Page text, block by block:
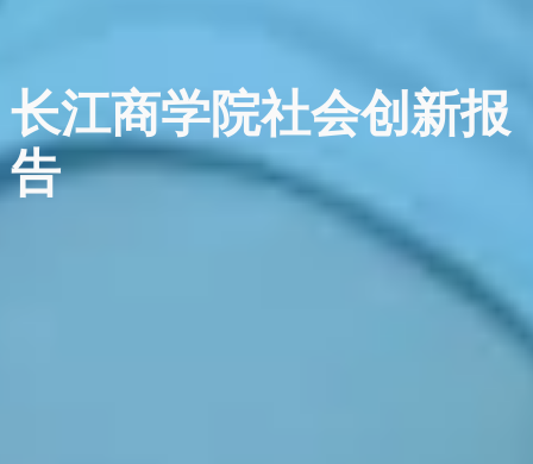
长江商学院社会创新报
告